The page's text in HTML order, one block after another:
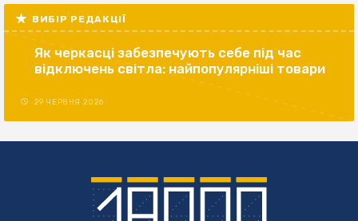
ВИБІР РЕДАКЦІЇ
Як черкасці забезпечують себе під час
відключень світла: найпопулярніші товари
29 ЧЕРВНЯ 2026